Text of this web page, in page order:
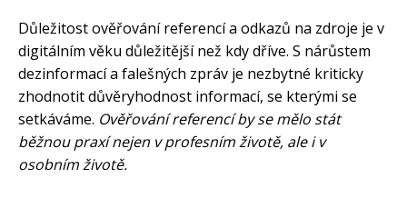
Důležitost ověřování referencí a odkazů na zdroje je v
digitálním věku důležitější než kdy dříve. S nárůstem
dezinformací a falešných zpráv je nezbytné kriticky
zhodnotit důvěryhodnost informací, se kterými se
setkáváme. Ověřování referencí by se mělo stát
běžnou praxí nejen v profesním životě, ale i v
osobním životě.